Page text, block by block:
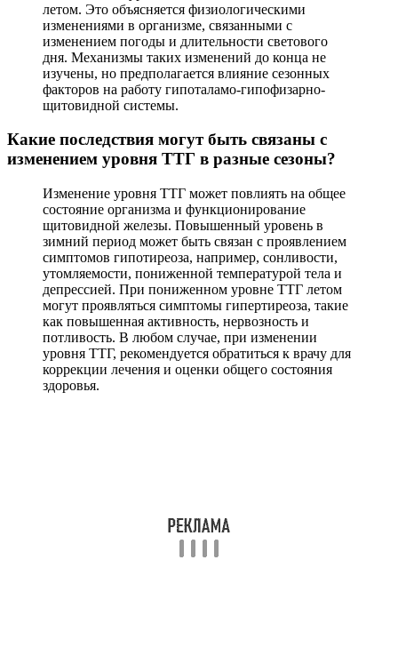
летом. Это объясняется физиологическими
изменениями в организме, связанными с
изменением погоды и длительности светового
дня. Механизмы таких изменений до конца не
изучены, но предполагается влияние сезонных
факторов на работу гипоталамо-гипофизарно-
щитовидной системы.
Какие последствия могут быть связаны с
изменением уровня ТТГ в разные сезоны?
Изменение уровня ТТГ может повлиять на общее
состояние организма и функционирование
щитовидной железы. Повышенный уровень в
зимний период может быть связан с проявлением
симптомов гипотиреоза, например, сонливости,
утомляемости, пониженной температурой тела и
депрессией. При пониженном уровне ТТГ летом
могут проявляться симптомы гипертиреоза, такие
как повышенная активность, нервозность и
потливость. В любом случае, при изменении
уровня ТТГ, рекомендуется обратиться к врачу для
коррекции лечения и оценки общего состояния
здоровья.